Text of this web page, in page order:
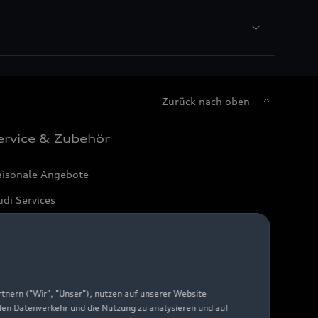
("Wir", "Unser"), nutzen auf unserer Website
Datenverkehr und die Nutzung zu analysieren und auf
Zurück nach oben
& Zubehör
Angebote
Services